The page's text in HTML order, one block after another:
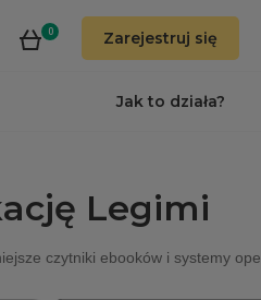
0 Zarejestruj się
Jak to działa?
Legimi
czytniki ebooków i systemy